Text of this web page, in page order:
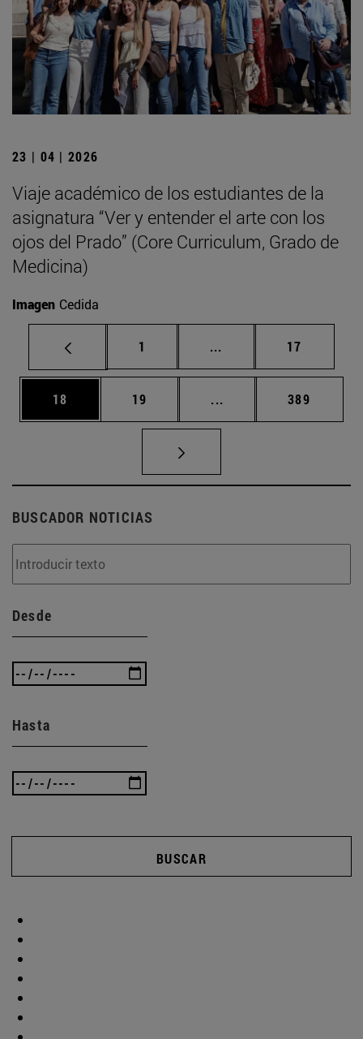
23 | 04 | 2026
Viaje académico de los estudiantes de la
asignatura “Ver y entender el arte con los
ojos del Prado” (Core Curriculum, Grado de
Medicina)
Imagen Cedida
Página
1 ... Páginas intermedias
Página
17
Página
18 Página
19 ... Páginas intermedias
Página
389
BUSCADOR NOTICIAS
Desde
Hasta
BUSCAR